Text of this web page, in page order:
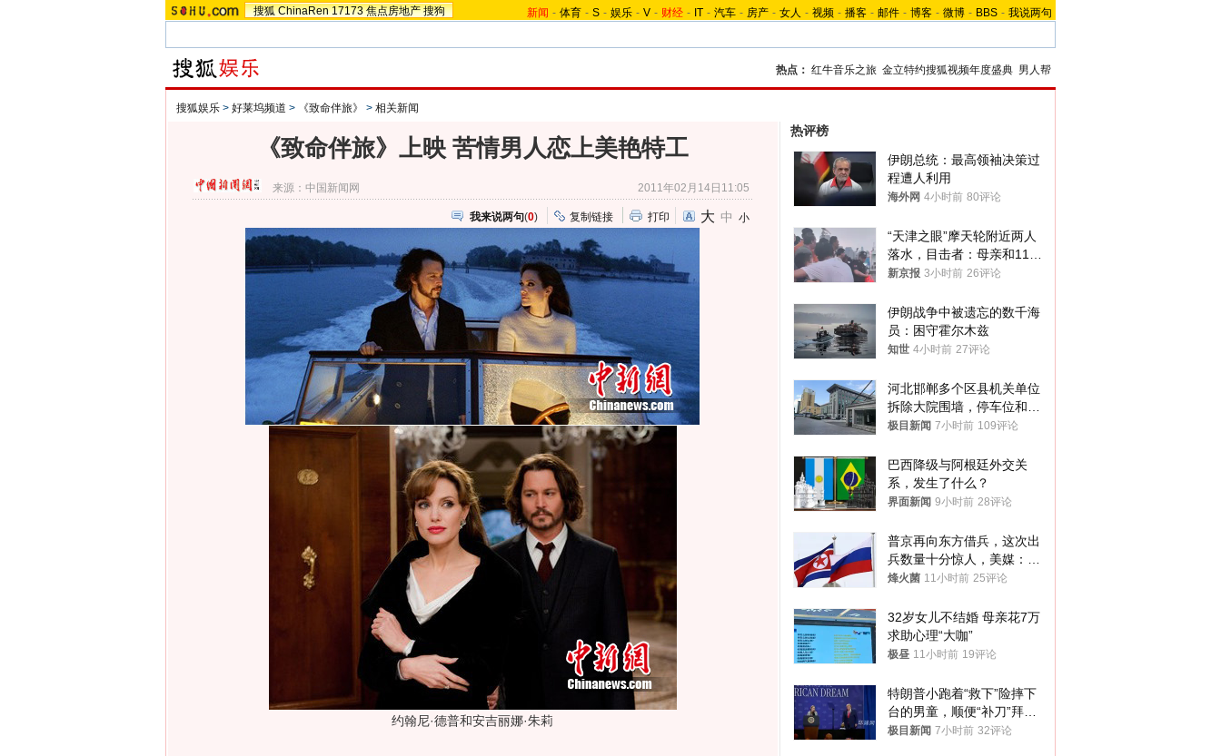
搜狐 ChinaRen 17173 焦点房地产 搜狗 新闻 - 体育 - S - 娱乐 - V - 财经 - IT - 汽车 - 房产 - 女人 - 视频 - 播客 - 邮件 - 博客 - 微博 - BBS - 我说两句
热点： 红牛音乐之旅 金立特约搜狐视频年度盛典 男人帮
搜狐娱乐 > 好莱坞频道 > 《致命伴旅》 > 相关新闻
《致命伴旅》上映 苦情男人恋上美艳特工
来源： 中国新闻网 2011年02月14日11:05
我来说两句(0) 复制链接 打印 大 中 小
约翰尼·德普和安吉丽娜·朱莉
热评榜
伊朗总统：最高领袖决策过
程遭人利用
海外网 4小时前 80评论
“天津之眼”摩天轮附近两人
落水，目击者：母亲和11岁
儿子先后被打捞上岸
新京报 3小时前 26评论
伊朗战争中被遗忘的数千海
员：困守霍尔木兹
知世 4小时前 27评论
河北邯郸多个区县机关单位
拆除大院围墙，停车位和厕
所免费开放，当地多部门回
极目新闻 7小时前 109评论
巴西降级与阿根廷外交关
系，发生了什么？
界面新闻 9小时前 28评论
普京再向东方借兵，这次出
兵数量十分惊人，美媒：俄
朝要动真格？
烽火菌 11小时前 25评论
32岁女儿不结婚 母亲花7万
求助心理“大咖”
极昼 11小时前 19评论
特朗普小跑着“救下”险摔下
台的男童，顺便“补刀”拜
登：“我可不想他像拜登一
极目新闻 7小时前 32评论